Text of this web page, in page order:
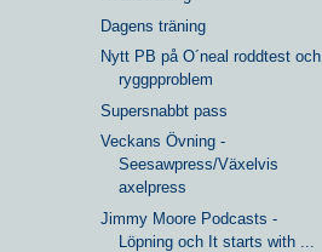
Dagens träning
Nytt PB på O´neal roddtest och
ryggpproblem
Supersnabbt pass
Veckans Övning -
Seesawpress/Växelvis
axelpress
Jimmy Moore Podcasts -
Löpning och It starts with ...